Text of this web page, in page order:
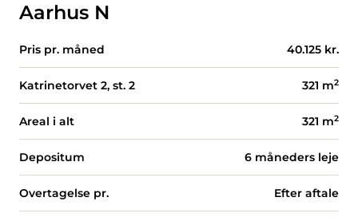
Aarhus N
Pris pr. måned 40.125 kr.
Katrinetorvet 2, st. 2 321 m2
Areal i alt 321 m2
Depositum 6 måneders leje
Overtagelse pr. Efter aftale